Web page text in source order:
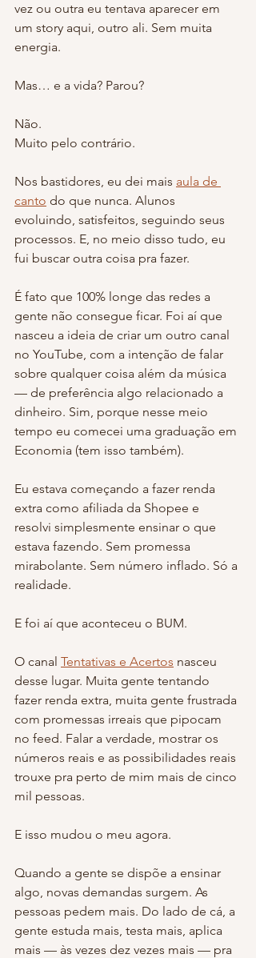
vez ou outra eu tentava aparecer em
um story aqui, outro ali. Sem muita
energia.
Mas… e a vida? Parou?
Não.
Muito pelo contrário.
Nos bastidores, eu dei mais aula de
canto do que nunca. Alunos
evoluindo, satisfeitos, seguindo seus
processos. E, no meio disso tudo, eu
fui buscar outra coisa pra fazer.
É fato que 100% longe das redes a
gente não consegue ficar. Foi aí que
nasceu a ideia de criar um outro canal
no YouTube, com a intenção de falar
sobre qualquer coisa além da música
— de preferência algo relacionado a
dinheiro. Sim, porque nesse meio
tempo eu comecei uma graduação em
Economia (tem isso também).
Eu estava começando a fazer renda
extra como afiliada da Shopee e
resolvi simplesmente ensinar o que
estava fazendo. Sem promessa
mirabolante. Sem número inflado. Só a
realidade.
E foi aí que aconteceu o BUM.
O canal Tentativas e Acertos nasceu
desse lugar. Muita gente tentando
fazer renda extra, muita gente frustrada
com promessas irreais que pipocam
no feed. Falar a verdade, mostrar os
números reais e as possibilidades reais
trouxe pra perto de mim mais de cinco
mil pessoas.
E isso mudou o meu agora.
Quando a gente se dispõe a ensinar
algo, novas demandas surgem. As
pessoas pedem mais. Do lado de cá, a
gente estuda mais, testa mais, aplica
mais — às vezes dez vezes mais — pra